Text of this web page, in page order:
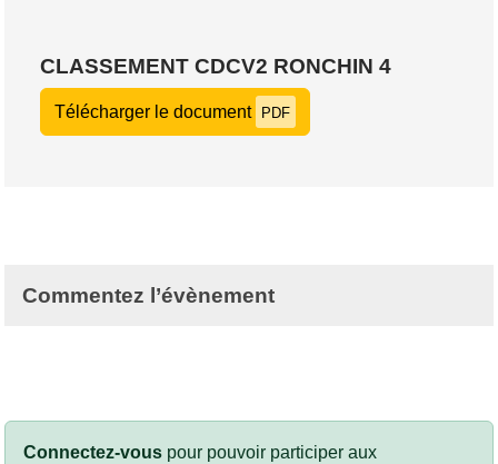
CLASSEMENT CDCV2 RONCHIN 4
Télécharger le document PDF
Commentez l’évènement
Connectez-vous pour pouvoir participer aux